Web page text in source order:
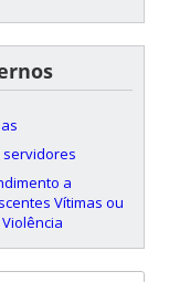
servidores
a
Vítimas ou